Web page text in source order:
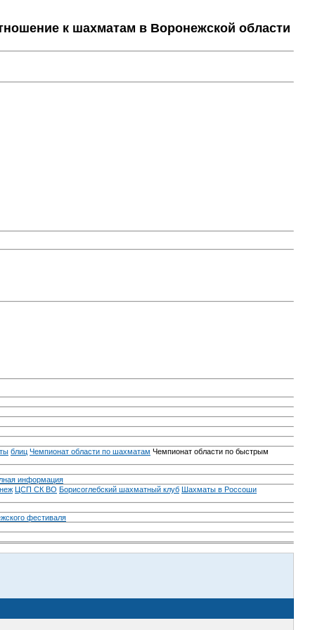
к шахматам в Воронежской области
блиц Чемпионат области по шахматам Чемпионат области по быстрым
информация
ЦСП СК ВО Борисоглебский шахматный клуб Шахматы в Россоши
фестиваля